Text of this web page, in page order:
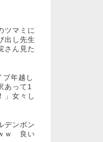
ツマミに
出し先生
さん見た
ブ年越し
あって1
」女々し
デンボン
ｗ 良い